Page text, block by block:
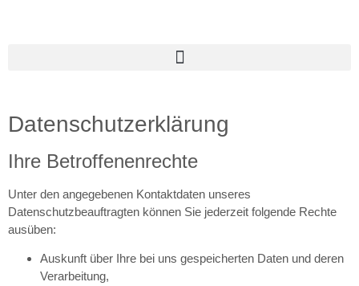
Datenschutzerklärung
Ihre Betroffenenrechte
Unter den angegebenen Kontaktdaten unseres
Datenschutzbeauftragten können Sie jederzeit folgende Rechte
ausüben:
Auskunft über Ihre bei uns gespeicherten Daten und deren
Verarbeitung,